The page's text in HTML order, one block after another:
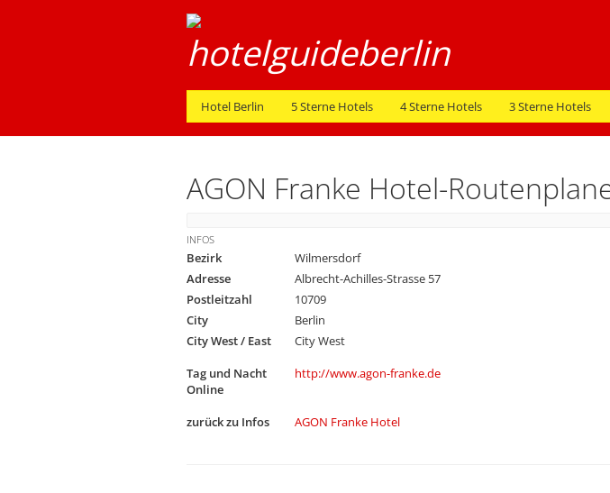
Hotel Berlin 5 Sterne Hotels 4 Sterne Hotels 3 Sterne Hotels
AGON Franke Hotel-
INFOS
Bezirk
Wilmersdorf
Adresse
Albrecht-Achilles-Strasse 57
Postleitzahl
10709
City
Berlin
City West / East
City West
Tag und Nacht
Online
http://www.agon-franke.de
zurück zu Infos AGON Franke Hotel